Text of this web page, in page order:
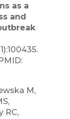
as a
and
M,
RC,